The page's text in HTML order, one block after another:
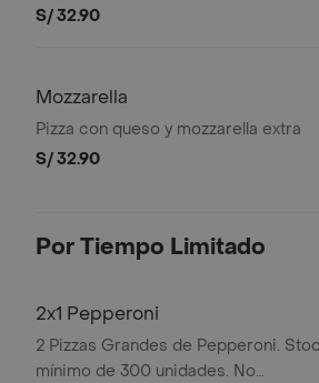
queso mozzarella
S/ 32.90
Mozzarella
Pizza con queso y mozzarella extra
S/ 32.90
Por Tiempo Limitado
2x1 Pepperoni
2 Pizzas Grandes de Pepperoni.
mínimo de 300 unidades. No